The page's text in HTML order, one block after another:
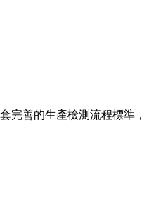
善的生產檢測流程標準